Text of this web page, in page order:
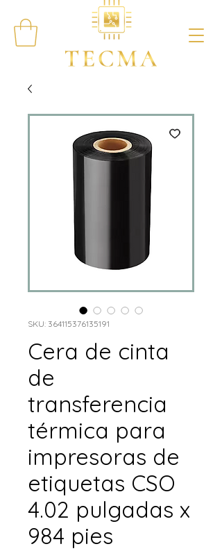
SKU: 364115376135191
Cera de cinta
de
transferencia
térmica para
impresoras de
etiquetas CSO
4.02 pulgadas x
984 pies